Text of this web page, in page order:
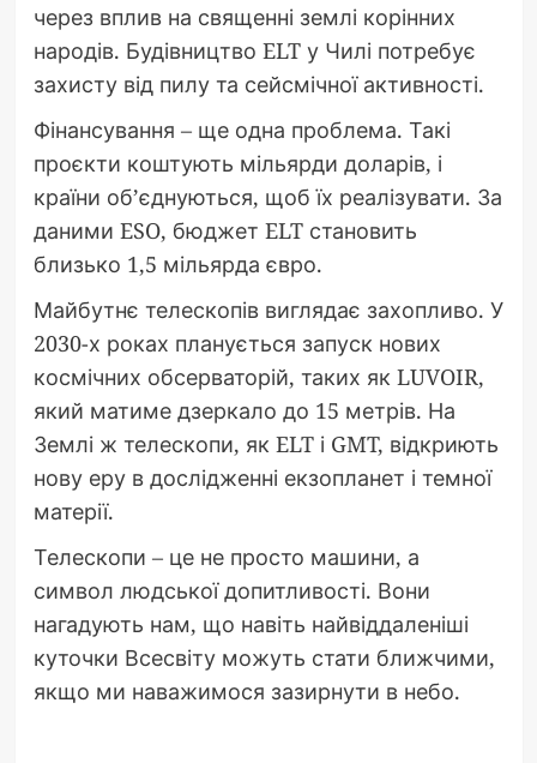
через вплив на священні землі корінних
народів. Будівництво ELT у Чилі потребує
захисту від пилу та сейсмічної активності.
Фінансування – ще одна проблема. Такі
проєкти коштують мільярди доларів, і
країни об’єднуються, щоб їх реалізувати. За
даними ESO, бюджет ELT становить
близько 1,5 мільярда євро.
Майбутнє телескопів виглядає захопливо. У
2030-х роках планується запуск нових
космічних обсерваторій, таких як LUVOIR,
який матиме дзеркало до 15 метрів. На
Землі ж телескопи, як ELT і GMT, відкриють
нову еру в дослідженні екзопланет і темної
матерії.
Телескопи – це не просто машини, а
символ людської допитливості. Вони
нагадують нам, що навіть найвіддаленіші
куточки Всесвіту можуть стати ближчими,
якщо ми наважимося зазирнути в небо.